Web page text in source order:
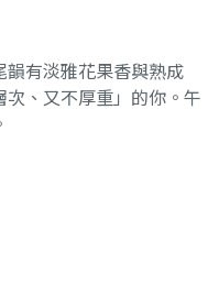
有淡雅花果香與熟成
、又不厚重」的你。午